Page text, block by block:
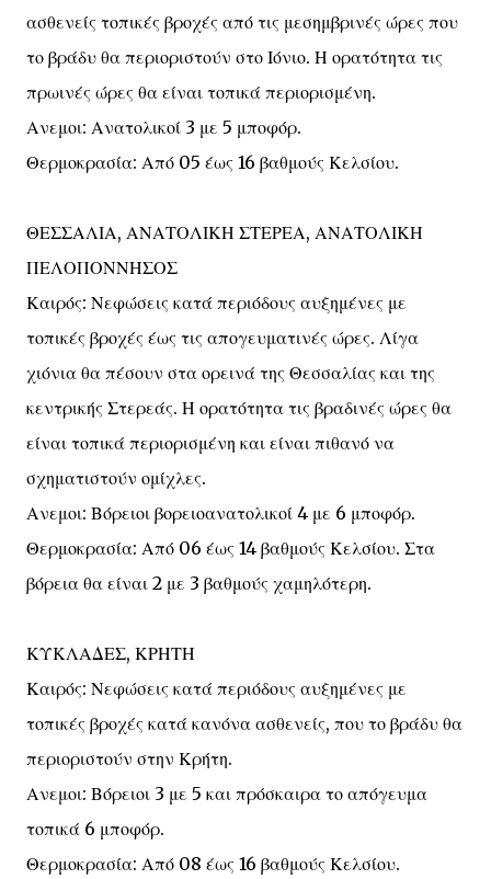
ασθενείς τοπικές βροχές από τις μεσημβρινές ώρες που
το βράδυ θα περιοριστούν στο Ιόνιο. Η ορατότητα τις
πρωινές ώρες θα είναι τοπικά περιορισμένη.
Ανεμοι: Ανατολικοί 3 με 5 μποφόρ.
Θερμοκρασία: Από 05 έως 16 βαθμούς Κελσίου.
ΘΕΣΣΑΛΙΑ, ΑΝΑΤΟΛΙΚΗ ΣΤΕΡΕΑ, ΑΝΑΤΟΛΙΚΗ
ΠΕΛΟΠΟΝΝΗΣΟΣ
Καιρός: Νεφώσεις κατά περιόδους αυξημένες με
τοπικές βροχές έως τις απογευματινές ώρες. Λίγα
χιόνια θα πέσουν στα ορεινά της Θεσσαλίας και της
κεντρικής Στερεάς. Η ορατότητα τις βραδινές ώρες θα
είναι τοπικά περιορισμένη και είναι πιθανό να
σχηματιστούν ομίχλες.
Ανεμοι: Βόρειοι βορειοανατολικοί 4 με 6 μποφόρ.
Θερμοκρασία: Από 06 έως 14 βαθμούς Κελσίου. Στα
βόρεια θα είναι 2 με 3 βαθμούς χαμηλότερη.
ΚΥΚΛΑΔΕΣ, ΚΡΗΤΗ
Καιρός: Νεφώσεις κατά περιόδους αυξημένες με
τοπικές βροχές κατά κανόνα ασθενείς, που το βράδυ θα
περιοριστούν στην Κρήτη.
Ανεμοι: Βόρειοι 3 με 5 και πρόσκαιρα το απόγευμα
τοπικά 6 μποφόρ.
Θερμοκρασία: Από 08 έως 16 βαθμούς Κελσίου.